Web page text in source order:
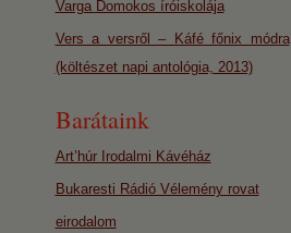
Varga Domokos íróiskolája
Vers a versről – Káfé főnix módra
(költészet napi antológia, 2013)
Barátaink
Art’húr Irodalmi Kávéház
Bukaresti Rádió Vélemény rovat
eirodalom